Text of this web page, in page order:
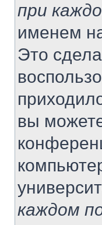
при
именем
Это
вы
каждом